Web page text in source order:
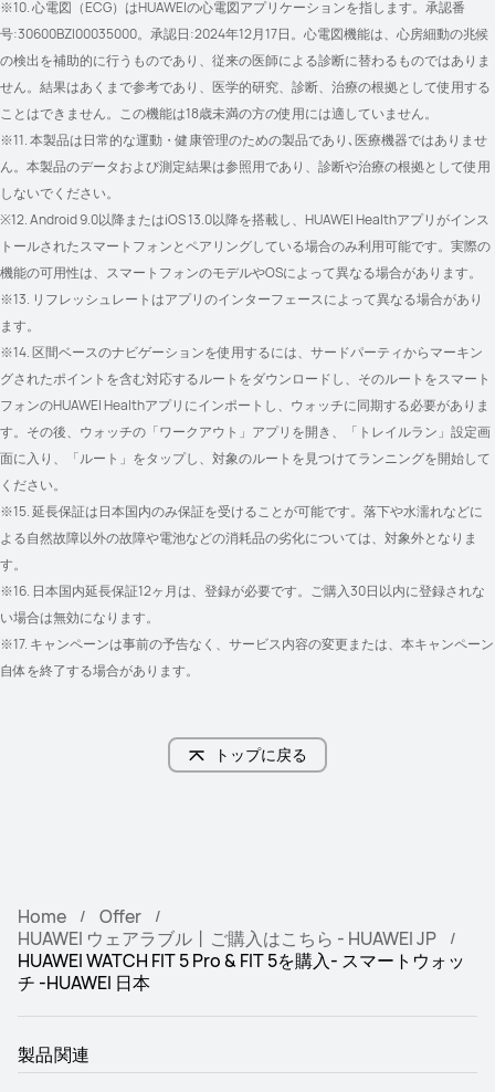
※10. 心電図（ECG）はHUAWEIの心電図アプリケーションを指します。承認番
号:30600BZI00035000。承認日:2024年12月17日。心電図機能は、心房細動の兆候
の検出を補助的に行うものであり、従来の医師による診断に替わるものではありま
せん。結果はあくまで参考であり、医学的研究、診断、治療の根拠として使用する
ことはできません。この機能は18歳未満の方の使用には適していません。
※11. 本製品は日常的な運動・健康管理のための製品であり､医療機器ではありませ
ん。本製品のデータおよび測定結果は参照用であり、診断や治療の根拠として使用
しないでください。
※12. Android 9.0以降またはiOS 13.0以降を搭載し、HUAWEI Healthアプリがインス
トールされたスマートフォンとペアリングしている場合のみ利用可能です。実際の
機能の可用性は、スマートフォンのモデルやOSによって異なる場合があります。
※13. リフレッシュレートはアプリのインターフェースによって異なる場合があり
ます。
※14. 区間ベースのナビゲーションを使用するには、サードパーティからマーキン
グされたポイントを含む対応するルートをダウンロードし、そのルートをスマート
フォンのHUAWEI Healthアプリにインポートし、ウォッチに同期する必要がありま
す。その後、ウォッチの「ワークアウト」アプリを開き、「トレイルラン」設定画
面に入り、「ルート」をタップし、対象のルートを見つけてランニングを開始して
ください。
※15. 延長保証は日本国内のみ保証を受けることが可能です。落下や水濡れなどに
よる自然故障以外の故障や電池などの消耗品の劣化については、対象外となりま
す。
※16. 日本国内延長保証12ヶ月は、登録が必要です。ご購入30日以内に登録されな
い場合は無効になります。
※17. キャンペーンは事前の予告なく、サービス内容の変更または、本キャンペーン
自体を終了する場合があります。
トップに戻る
Home
Offer
HUAWEI ウェアラブル丨ご購入はこちら - HUAWEI JP
HUAWEI WATCH FIT 5 Pro & FIT 5を購入- スマートウォッ
チ -HUAWEI 日本
製品関連